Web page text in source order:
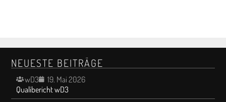
NEUESTE BEITRÄGE
wD3
19. Mai 2026
Qualibericht wD3